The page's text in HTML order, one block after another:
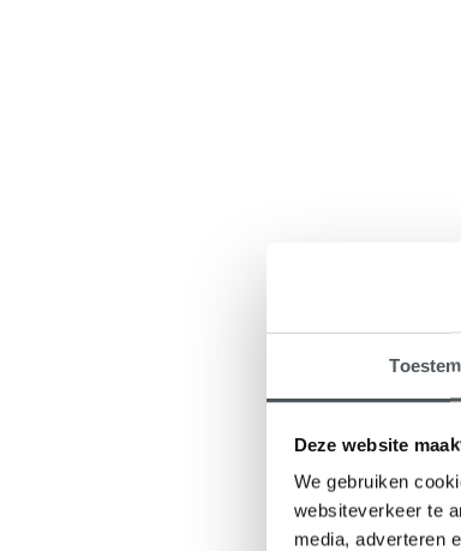
Deze website
We gebruiken
websiteverkeer te
media, adverteren